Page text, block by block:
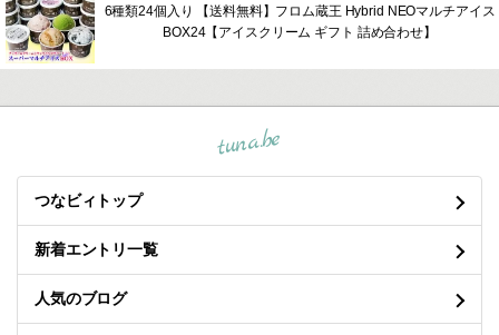
6種類24個入り 【送料無料】フロム蔵王 Hybrid NEOマルチアイス
BOX24【アイスクリーム ギフト 詰め合わせ】
tuna.be
つなビィトップ
新着エントリ一覧
人気のブログ